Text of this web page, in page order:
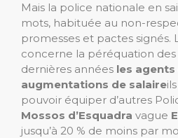
Mais la police nationale en
mots, habituée au non-
promesses et pactes signés.
concerne la péréquation des
dernières années les
augmentations de salaire
pouvoir équiper d’autres
Mossos d’Esquadra vague
jusqu’à 20 % de moins par